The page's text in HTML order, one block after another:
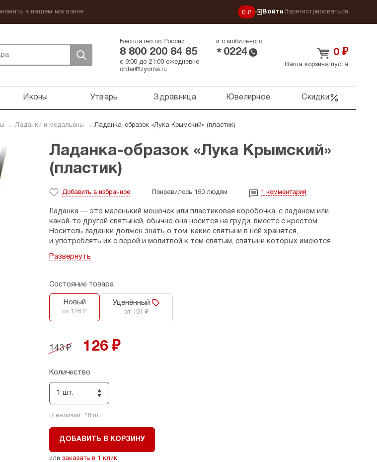
в нашем магазине 0 ₽ Войти Зарегистрироваться
Бесплатно по России:
8 800 200 84 85
и с мобильного:
* 0224
с 9:00 до 21:00 ежедневно
order@zyorna.ru
0 ₽
Ваша корзина пуста
Иконы Утварь Здравница Ювелирное Скидки
→ Ладанки и медальоны → Ладанка-образок «Лука Крымский» (пластик)
Ладанка-образок «Лука Крымский»
(пластик)
Добавить в избранное Понравилось 150 людям 1 комментарий
Ладанка — это маленький мешочек или пластиковая коробочка, с ладаном или
какой-то другой святыней, обычно она носится на груди, вместе с крестом.
Носитель ладанки должен знать о том, какие святыни в ней хранятся,
и употреблять их с верой и молитвой к тем святым, святыни которых имеются
В фитильке масло, освященное от иконы Луки Крымского; ладан, освященный на
мощах Луки Крымского; мел из монастырских пещер Святой горы.
Размеры: 1,6 х 2,3 см, толщина - 0,5 см.
Развернуть
Состояние товара
Новый
от 126 ₽
Уценённый
от 101 ₽
143 ₽ 126 ₽
Количество
1 шт.
В наличии: 18шт.
ДОБАВИТЬ В КОРЗИНУ
или заказать в 1 клик